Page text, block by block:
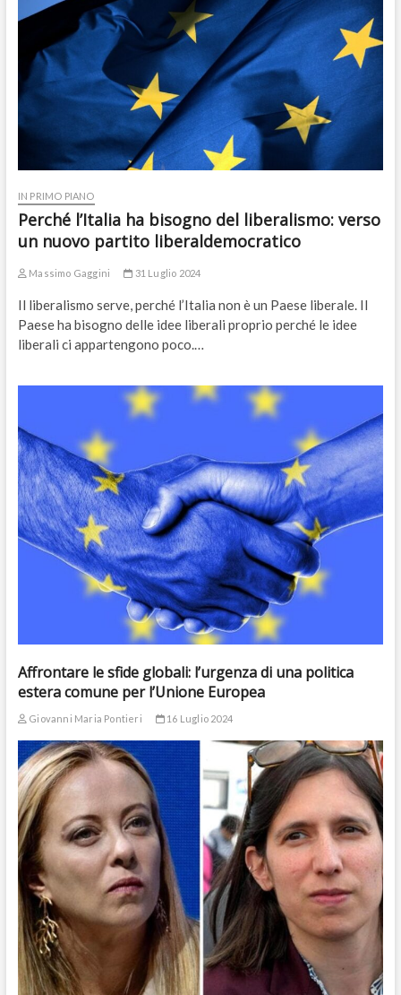
IN PRIMO PIANO
Perché l’Italia ha bisogno del liberalismo: verso
un nuovo partito liberaldemocratico
Massimo Gaggini 31 Luglio 2024
Il liberalismo serve, perché l’Italia non è un Paese liberale. Il
Paese ha bisogno delle idee liberali proprio perché le idee
liberali ci appartengono poco.…
Affrontare le sfide globali: l’urgenza di una politica
estera comune per l’Unione Europea
Giovanni Maria Pontieri 16 Luglio 2024